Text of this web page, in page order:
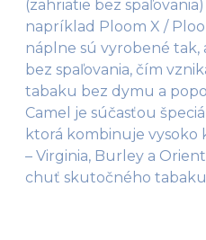
(zahriatie bez
napríklad Ploom X /
náplne sú vyrobené tak,
bez spaľovania, čím
tabaku bez dymu a
Camel je súčasťou
ktorá kombinuje
– Virginia, Burley a
chuť skutočného